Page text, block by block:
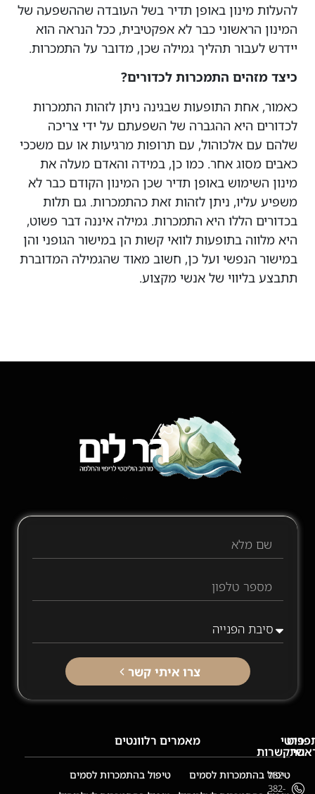
להעלות מינון באופן תדיר בשל העובדה שההשפעה של
המינון הראשוני כבר לא אפקטיבית, ככל הנראה הוא
יידרש לעבור תהליך גמילה שכן, מדובר על התמכרות.
כיצד מזהים התמכרות לכדורים?
כאמור, אחת התופעות שבגינה ניתן לזהות התמכרות
לכדורים היא ההגברה של השפעתם על ידי צריכה
שלהם עם אלכוהול, עם תרופות מרגיעות או עם משככי
כאבים מסוג אחר. כמו כן, במידה והאדם מעלה את
מינון השימוש באופן תדיר שכן המינון הקודם כבר לא
משפיע עליו, ניתן לזהות זאת כהתמכרות. גם תלות
בכדורים הללו היא התמכרות. גמילה איננה דבר פשוט,
היא מלווה בתופעות לוואי קשות הן במישור הגופני והן
במישור הנפשי ועל כן, חשוב מאוד שהגמילה המדוברת
תתבצע בליווי של אנשי מקצוע.
צרו איתי קשר
מאמרים רלוונטים
טיפול בהתמכרות לסמים
טיפול בהתמכרות לסמים
פרטי
התקשרות
052-
382-